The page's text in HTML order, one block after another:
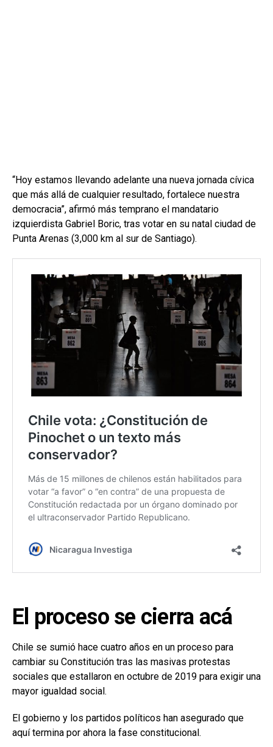
“Hoy estamos llevando adelante una nueva jornada cívica
que más allá de cualquier resultado, fortalece nuestra
democracia”, afirmó más temprano el mandatario
izquierdista Gabriel Boric, tras votar en su natal ciudad de
Punta Arenas (3,000 km al sur de Santiago).
El proceso se cierra acá
Chile se sumió hace cuatro años en un proceso para
cambiar su Constitución tras las masivas protestas
sociales que estallaron en octubre de 2019 para exigir una
mayor igualdad social.
El gobierno y los partidos políticos han asegurado que
aquí termina por ahora la fase constitucional.